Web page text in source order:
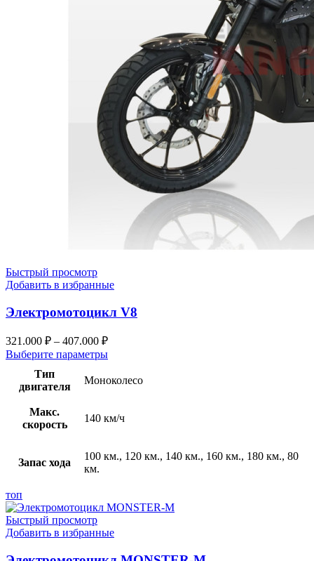
Быстрый просмотр
Добавить в избранные
Электромотоцикл V8
321.000 ₽ – 407.000 ₽
Выберите параметры
Тип
двигателя
Моноколесо
Макс.
скорость
140 км/ч
Запас хода
100 км., 120 км., 140 км., 160 км., 180 км., 80
км.
топ
Быстрый просмотр
Добавить в избранные